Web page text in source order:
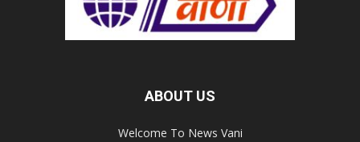
ABOUT US
Welcome To News Vani